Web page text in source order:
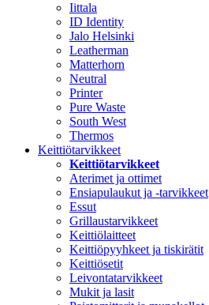
Iittala
ID Identity
Jalo Helsinki
Leatherman
Matterhorn
Neutral
Printer
Pure Waste
South West
Thermos
Keittiötarvikkeet
Keittiötarvikkeet
Aterimet ja ottimet
Ensiapulaukut ja -tarvikkeet
Essut
Grillaustarvikkeet
Keittiölaitteet
Keittiöpyyhkeet ja tiskirätit
Keittiösetit
Leivontatarvikkeet
Mukit ja lasit